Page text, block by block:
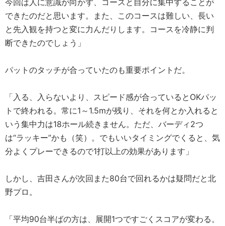
できたのだと思います。また、このコースは難しい、長い
と先入観を持つと変に力んだりします。コースを冷静に判
断できたのでしょう」
パットのタッチが合っていたのも重要ポイントだ。
「入る、入らないより、スピード感が合っているとOKパッ
トで終われる。常に1～1.5mが残り、それを何とか入れると
いう集中力は18ホール続きません。ただ、バーディ2つ
は“ラッキー”かも（笑）。でもいいタイミングでくると、気
分よくプレーできるので1打以上の効果があります」
しかし、吉田さんが次回また80台で回れるかは疑問だと北
野プロ。
「平均90台半ばの方は、展開1つですごくスコアが変わる。